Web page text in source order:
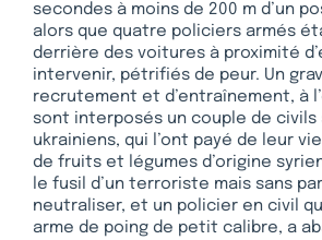
secondes à moins de 200 m d’un
alors que quatre policiers armés
derrière des voitures à proximité
intervenir, pétrifiés de peur. Un
recrutement et d’entraînement, à
sont interposés un couple de civils
ukrainiens, qui l’ont payé de leur
de fruits et légumes d’origine
le fusil d’un terroriste mais sans
neutraliser, et un policier en civil
arme de poing de petit calibre, a